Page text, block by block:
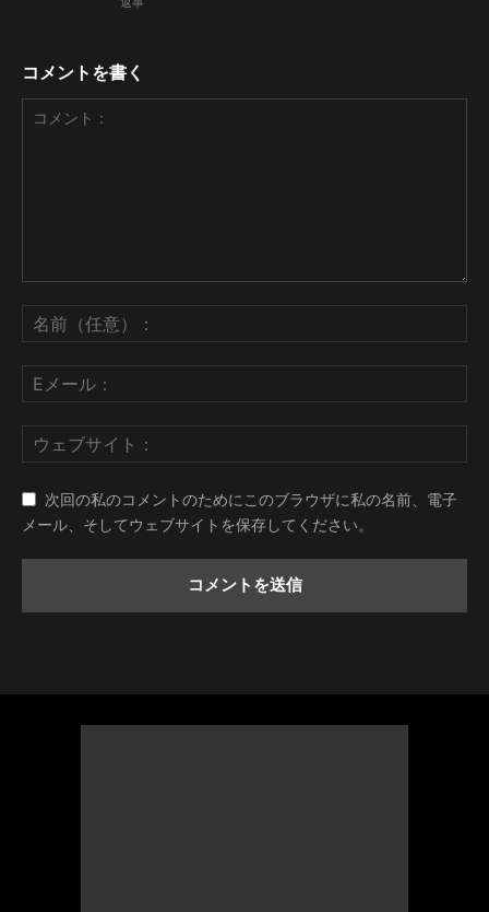
コメントを書く
次回の私のコメントのためにこのブラウザに私の名前、電子
メール、そしてウェブサイトを保存してください。